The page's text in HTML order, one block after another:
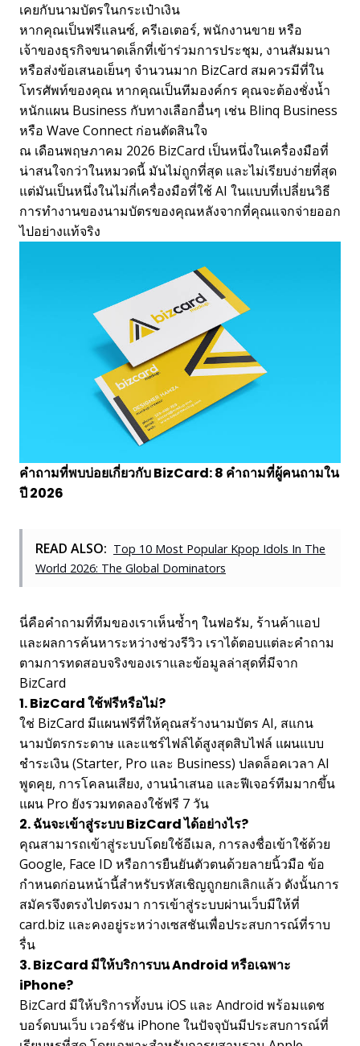
เคยกับนามบัตรในกระเป๋าเงิน
หากคุณเป็นฟรีแลนซ์, ครีเอเตอร์, พนักงานขาย หรือ
เจ้าของธุรกิจขนาดเล็กที่เข้าร่วมการประชุม, งานสัมมนา
หรือส่งข้อเสนอเย็นๆ จำนวนมาก BizCard สมควรมีที่ใน
โทรศัพท์ของคุณ หากคุณเป็นทีมองค์กร คุณจะต้องชั่งน้ำ
หนักแผน Business กับทางเลือกอื่นๆ เช่น Blinq Business
หรือ Wave Connect ก่อนตัดสินใจ
ณ เดือนพฤษภาคม 2026 BizCard เป็นหนึ่งในเครื่องมือที่
น่าสนใจกว่าในหมวดนี้ มันไม่ถูกที่สุด และไม่เรียบง่ายที่สุด
แต่มันเป็นหนึ่งในไม่กี่เครื่องมือที่ใช้ AI ในแบบที่เปลี่ยนวิธี
การทำงานของนามบัตรของคุณหลังจากที่คุณแจกจ่ายออก
ไปอย่างแท้จริง
คำถามที่พบบ่อยเกี่ยวกับ BizCard: 8 คำถามที่ผู้คนถามใน
ปี 2026
READ ALSO: Top 10 Most Popular Kpop Idols In The
World 2026: The Global Dominators
นี่คือคำถามที่ทีมของเราเห็นซ้ำๆ ในฟอรัม, ร้านค้าแอป
และผลการค้นหาระหว่างช่วงรีวิว เราได้ตอบแต่ละคำถาม
ตามการทดสอบจริงของเราและข้อมูลล่าสุดที่มีจาก
BizCard
1. BizCard ใช้ฟรีหรือไม่?
ใช่ BizCard มีแผนฟรีที่ให้คุณสร้างนามบัตร AI, สแกน
นามบัตรกระดาษ และแชร์ไฟล์ได้สูงสุดสิบไฟล์ แผนแบบ
ชำระเงิน (Starter, Pro และ Business) ปลดล็อคเวลา AI
พูดคุย, การโคลนเสียง, งานนำเสนอ และฟีเจอร์ทีมมากขึ้น
แผน Pro ยังรวมทดลองใช้ฟรี 7 วัน
2. ฉันจะเข้าสู่ระบบ BizCard ได้อย่างไร?
คุณสามารถเข้าสู่ระบบโดยใช้อีเมล, การลงชื่อเข้าใช้ด้วย
Google, Face ID หรือการยืนยันตัวตนด้วยลายนิ้วมือ ข้อ
กำหนดก่อนหน้านี้สำหรับรหัสเชิญถูกยกเลิกแล้ว ดังนั้นการ
สมัครจึงตรงไปตรงมา การเข้าสู่ระบบผ่านเว็บมีให้ที่
card.biz และคงอยู่ระหว่างเซสชันเพื่อประสบการณ์ที่ราบ
รื่น
3. BizCard มีให้บริการบน Android หรือเฉพาะ
iPhone?
BizCard มีให้บริการทั้งบน iOS และ Android พร้อมแดช
บอร์ดบนเว็บ เวอร์ชัน iPhone ในปัจจุบันมีประสบการณ์ที่